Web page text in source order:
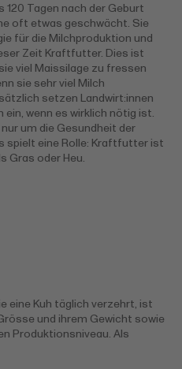
120 Tagen nach der Geburt
oft etwas geschwächt. Sie
für die Milchproduktion und
Zeit Kraftfutter. Dies ist
viel Maissilage zu fressen
sie sehr viel Milch
setzen Landwirt:innen
wenn es wirklich nötig ist.
um die Gesundheit der
spielt eine Rolle: Kraftfutter ist
Gras oder Heu.
eine Kuh täglich verzehrt, ist
und ihrem Gewicht sowie
Produktionsniveau. Als